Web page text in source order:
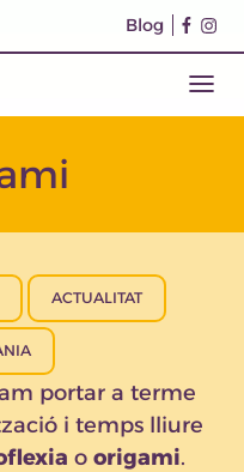
Blog
ACTUALITAT
portar a terme
i temps lliure
o origami.